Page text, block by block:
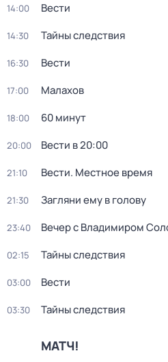
14:00 Вести
14:30 Тайны следствия
16:30 Вести
17:00 Малахов
18:00 60 минут
20:00 Вести в 20:00
21:10 Вести. Местное время
21:30 Загляни ему в голову
23:40 Вечер с Владимиром
02:15 Тайны следствия
03:00 Вести
03:30 Тайны следствия
МАТЧ!